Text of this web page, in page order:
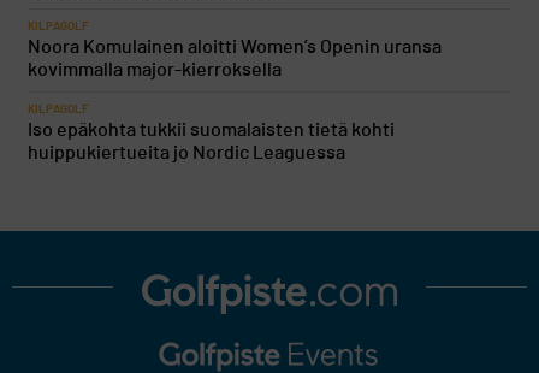
KILPAGOLF
Noora Komulainen aloitti Women’s Openin uransa
kovimmalla major-kierroksella
KILPAGOLF
Iso epäkohta tukkii suomalaisten tietä kohti
huippukiertueita jo Nordic Leaguessa